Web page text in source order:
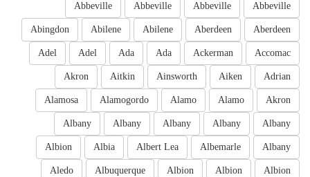
Abbeville
Abbeville
Abbeville
Abbeville
Aberdeen
Aberdeen
Abilene
Abilene
Abingdon
Accomac
Ackerman
Ada
Ada
Adel
Adel
Adrian
Aiken
Ainsworth
Aitkin
Akron
Akron
Alamo
Alamo
Alamogordo
Alamosa
Albany
Albany
Albany
Albany
Albany
Albany
Albemarle
Albert Lea
Albia
Albion
Albion
Albion
Albion
Albuquerque
Aledo